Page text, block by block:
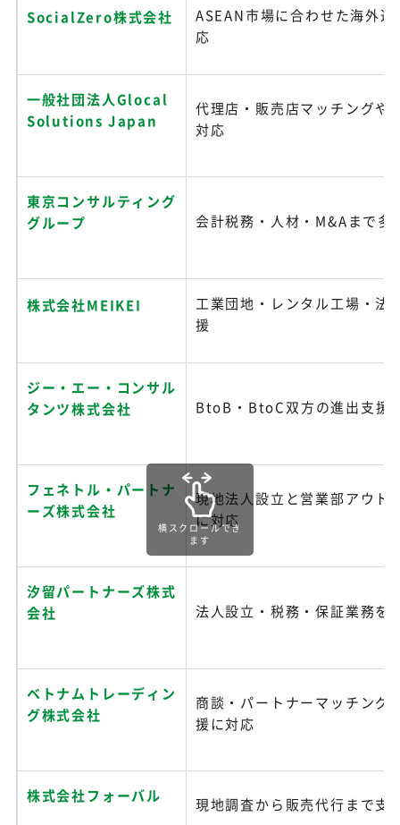
SocialZero株式会社
ASEAN市場に合わせた海外
応
一般社団法人Glocal
Solutions Japan
代理店・販売店マッチングや
対応
東京コンサルティング
グループ
会計税務・人材・M&Aまで多
株式会社MEIKEI
工業団地・レンタル工場・法
援
ジー・エー・コンサル
タンツ株式会社
BtoB・BtoC双方の進出支援
フェネトル・パートナ
ーズ株式会社
現地法人設立と営業部アウト
に対応
汐留パートナーズ株式
会社
法人設立・税務・保証業務を
ベトナムトレーディン
グ株式会社
商談・パートナーマッチング
援に対応
株式会社フォーバル 現地調査から販売代行まで支
横スクロールでき
ます